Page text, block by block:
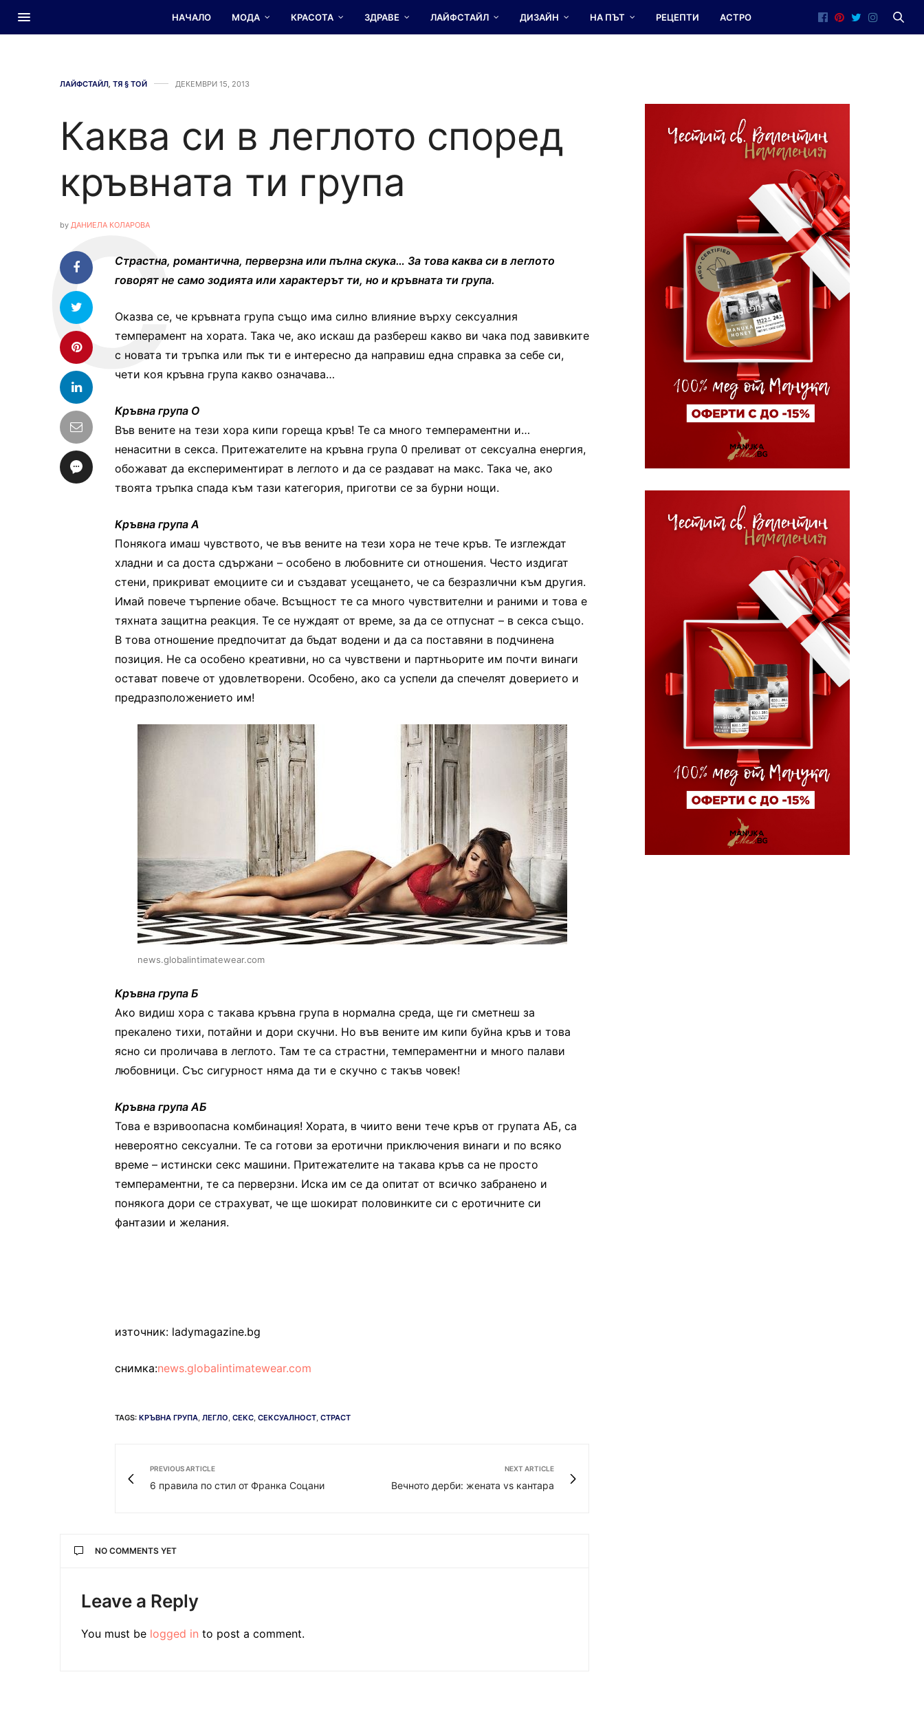
НАЧАЛО МОДА КРАСОТА ЗДРАВЕ ЛАЙФСТАЙЛ ДИЗАЙН НА ПЪТ РЕЦЕПТИ АСТРО
ЛАЙФСТАЙЛ, ТЯ § ТОЙ ДЕКЕМВРИ 15, 2013
Каква си в леглото според
кръвната ти група
by ДАНИЕЛА КОЛАРОВА
Страстна, романтична, перверзна или пълна скука… За това каква си в леглото
говорят не само зодията или характерът ти, но и кръвната ти група.
Оказва се, че кръвната група също има силно влияние върху сексуалния
темперамент на хората. Така че, ако искаш да разбереш какво ви чака под завивките
с новата ти тръпка или пък ти е интересно да направиш една справка за себе си,
чети коя кръвна група какво означава…
Кръвна група О
Във вените на тези хора кипи гореща кръв! Те са много темпераментни и…
ненаситни в секса. Притежателите на кръвна група 0 преливат от сексуална енергия,
обожават да експериментират в леглото и да се раздават на макс. Така че, ако
твоята тръпка спада към тази категория, приготви се за бурни нощи.
Кръвна група А
Понякога имаш чувството, че във вените на тези хора не тече кръв. Те изглеждат
хладни и са доста сдържани – особено в любовните си отношения. Често издигат
стени, прикриват емоциите си и създават усещането, че са безразлични към другия.
Имай повече търпение обаче. Всъщност те са много чувствителни и раними и това е
тяхната защитна реакция. Те се нуждаят от време, за да се отпуснат – в секса също.
В това отношение предпочитат да бъдат водени и да са поставяни в подчинена
позиция. Не са особено креативни, но са чувствени и партньорите им почти винаги
остават повече от удовлетворени. Особено, ако са успели да спечелят доверието и
предразположението им!
news.globalintimatewear.com
Кръвна група Б
Ако видиш хора с такава кръвна група в нормална среда, ще ги сметнеш за
прекалено тихи, потайни и дори скучни. Но във вените им кипи буйна кръв и това
ясно си проличава в леглото. Там те са страстни, темпераментни и много палави
любовници. Със сигурност няма да ти е скучно с такъв човек!
Кръвна група АБ
Това е взривоопасна комбинация! Хората, в чиито вени тече кръв от групата АБ, са
невероятно сексуални. Те са готови за еротични приключения винаги и по всяко
време – истински секс машини. Притежателите на такава кръв са не просто
темпераментни, те са перверзни. Иска им се да опитат от всичко забранено и
понякога дори се страхуват, че ще шокират половинките си с еротичните си
фантазии и желания.
източник: ladymagazine.bg
снимка:news.globalintimatewear.com
TAGS: КРЪВНА ГРУПА, ЛЕГЛО, СЕКС, СЕКСУАЛНОСТ, СТРАСТ
PREVIOUS ARTICLE
6 правила по стил от Франка Соцани
NEXT ARTICLE
Вечното дерби: жената vs кантара
NO COMMENTS YET
Leave a Reply
You must be logged in to post a comment.